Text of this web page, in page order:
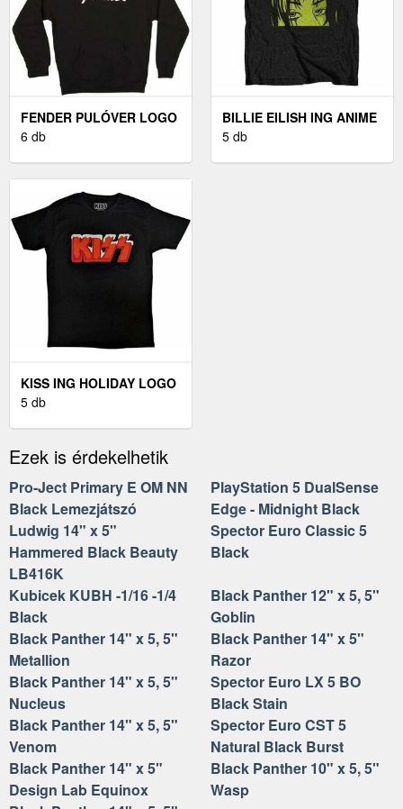
FENDER PULÓVER LOGO
BLACK M
6 db
BILLIE EILISH ING ANIME
LOGO UNISEX BLACK M
5 db
KISS ING HOLIDAY LOGO
UNISEX BLACK M
5 db
Ezek is érdekelhetik
Pro-Ject Primary E OM NN
Black Lemezjátszó
PlayStation 5 DualSense
Edge - Midnight Black
Ludwig 14" x 5"
Hammered Black Beauty
LB416K
Spector Euro Classic 5
Black
Kubicek KUBH -1/16 -1/4
Black
Black Panther 12" x 5, 5"
Goblin
Black Panther 14" x 5, 5"
Metallion
Black Panther 14" x 5"
Razor
Black Panther 14" x 5, 5"
Nucleus
Spector Euro LX 5 BO
Black Stain
Black Panther 14" x 5, 5"
Venom
Spector Euro CST 5
Natural Black Burst
Black Panther 14" x 5"
Design Lab Equinox
Black Panther 10" x 5, 5"
Wasp